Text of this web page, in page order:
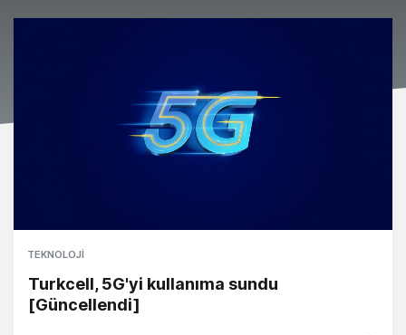
TEKNOLOJI
Turkcell, 5G'yi kullanıma sundu
[Güncellendi]